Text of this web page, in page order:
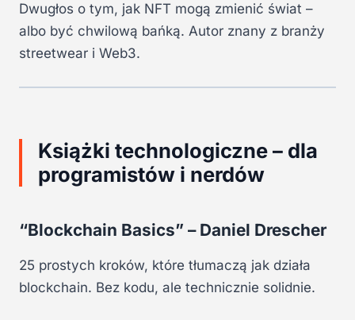
Dwugłos o tym, jak NFT mogą zmienić świat –
albo być chwilową bańką. Autor znany z branży
streetwear i Web3.
Książki technologiczne – dla
programistów i nerdów
“Blockchain Basics” – Daniel Drescher
25 prostych kroków, które tłumaczą jak działa
blockchain. Bez kodu, ale technicznie solidnie.